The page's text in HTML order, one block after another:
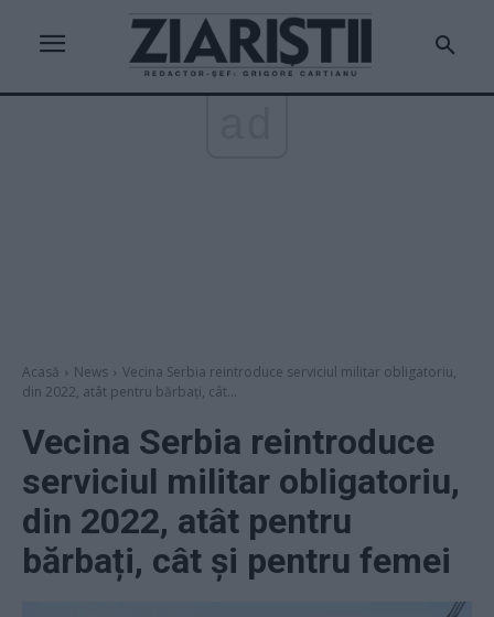
Acasă News
Vecina Serbia reintroduce serviciul militar obligatoriu,
din 2022, atât pentru bărbați, cât...
Vecina Serbia reintroduce
serviciul militar obligatoriu,
din 2022, atât pentru
bărbați, cât și pentru femei